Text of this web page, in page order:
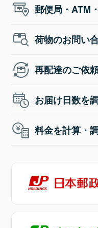
郵便局・ATM
荷物のお問い
再配達のご依
お届け日数を
料金を計算・